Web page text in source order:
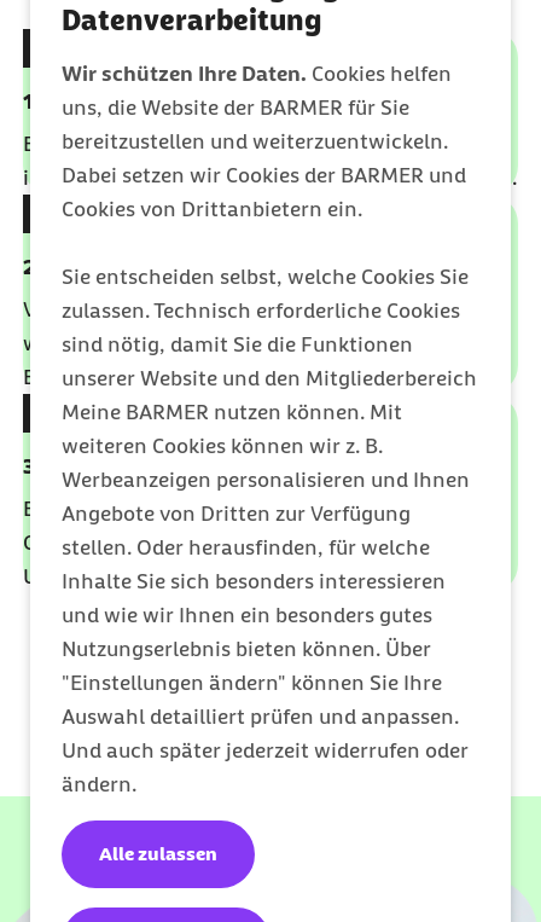
Datenverarbeitung
Wir schützen Ihre Daten. Cookies helfen
uns, die Website der BARMER für Sie
bereitzustellen und weiterzuentwickeln.
Dabei setzen wir Cookies der BARMER und
Cookies von Drittanbietern ein.
Sie entscheiden selbst, welche Cookies Sie
zulassen. Technisch erforderliche Cookies
sind nötig, damit Sie die Funktionen
unserer Website und den Mitgliederbereich
Meine BARMER nutzen können. Mit
weiteren Cookies können wir z. B.
Werbeanzeigen personalisieren und Ihnen
Angebote von Dritten zur Verfügung
stellen. Oder herausfinden, für welche
Inhalte Sie sich besonders interessieren
und wie wir Ihnen ein besonders gutes
Nutzungserlebnis bieten können. Über
"Einstellungen ändern" können Sie Ihre
Auswahl detailliert prüfen und anpassen.
Und auch später jederzeit widerrufen oder
ändern.
Alle zulassen
1. Schnell-Check ausfüllen
Beantworten Sie vorab ein paar Fragen, um Ihren
individuellen Bedarf besser einschätzen zu können.
2. Individuell beraten lassen
Vereinbaren Sie einen persönlichen Termin für alle
weiteren Details – online oder bei Ihnen im
Betrieb.
3. Angebote gemeinsam auswählen
Entscheiden Sie anschließend, welche
Gesundheitsangebote am besten zu Ihrem
Unternehmen passen.